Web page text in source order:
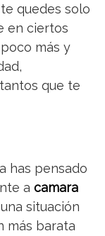
quedes solo
en ciertos
más y
que te
has pensado
a camara
situación
más barata